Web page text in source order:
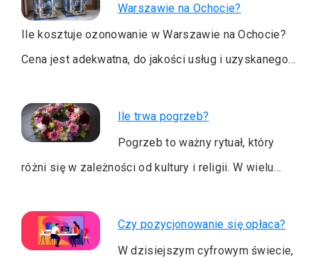
Warszawie na Ochocie?
Ile kosztuje ozonowanie w Warszawie na Ochocie?
Cena jest adekwatna, do jakości usług i uzyskanego…
Ile trwa pogrzeb?
Pogrzeb to ważny rytuał, który
różni się w zależności od kultury i religii. W wielu…
Czy pozycjonowanie się opłaca?
W dzisiejszym cyfrowym świecie,